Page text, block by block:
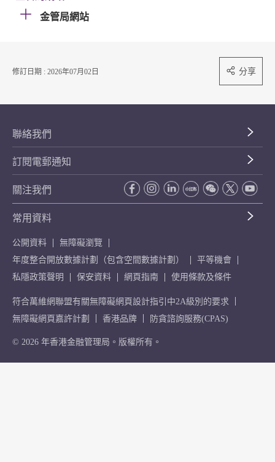
金管局網站
修訂日期 : 2026年07月02日 分享
聯絡我們
訂閱電郵通知
關注我們
常用資料
公開資料
無障礙瀏覽
年度整合開放數據計劃（包含空間數據計劃）
平等機會
私隱政策聲明
保安資料 網頁指南 使用條款及條件
符合萬維網聯盟有關無障礙網頁設計指引中2A級別的要求
無障礙網頁嘉許計劃
香港品牌 防貪諮詢服務(CPAS)
© 2026 年香港金融管理局。版權所有。